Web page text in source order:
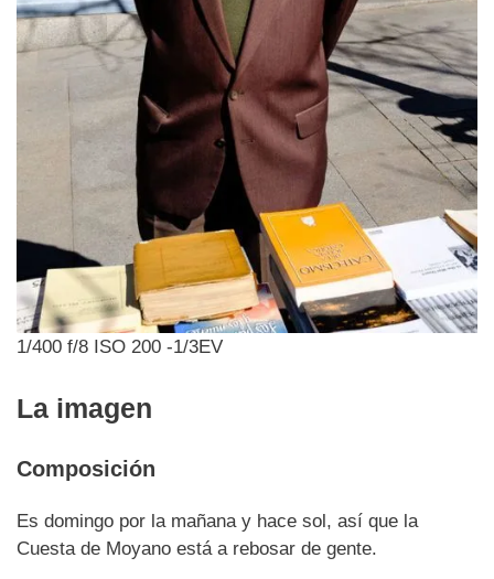
1/400 f/8 ISO 200 -1/3EV
La imagen
Composición
Es domingo por la mañana y hace sol, así que la
Cuesta de Moyano está a rebosar de gente.